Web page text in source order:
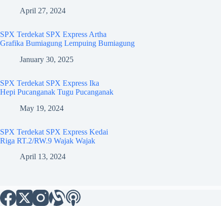
April 27, 2024
SPX Terdekat SPX Express Artha
Grafika Bumiagung Lempuing Bumiagung
January 30, 2025
SPX Terdekat SPX Express Ika
Hepi Pucanganak Tugu Pucanganak
May 19, 2024
SPX Terdekat SPX Express Kedai
Riga RT.2/RW.9 Wajak Wajak
April 13, 2024